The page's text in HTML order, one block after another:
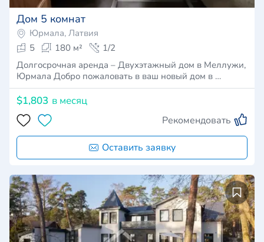
Дом 5 комнат
Юрмала, Латвия
5
180 м²
1/2
Долгосрочная аренда – Двухэтажный дом в Меллужи,
Юрмала Добро пожаловать в ваш новый дом в …
$1,803 в месяц
Рекомендовать
Оставить заявку